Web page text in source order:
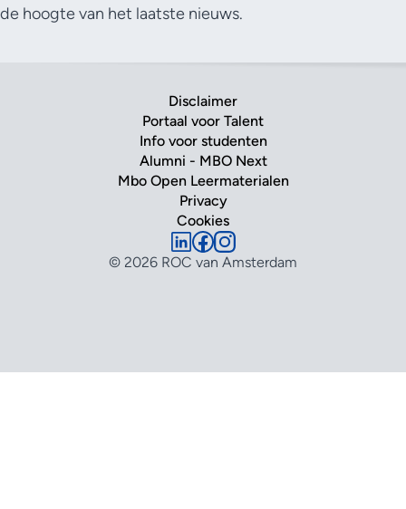
de hoogte van het laatste nieuws.
Disclaimer
Portaal voor Talent
Info voor studenten
Alumni - MBO Next
Mbo Open Leermaterialen
Privacy
Cookies
© 2026 ROC van Amsterdam